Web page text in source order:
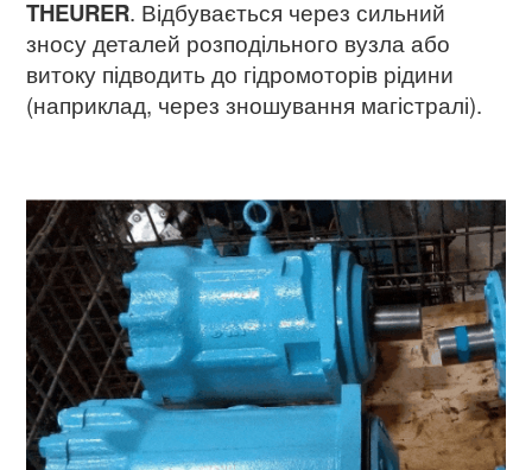
THEURER. Відбувається через сильний
зносу деталей розподільного вузла або
витоку підводить до гідромоторів рідини
(наприклад, через зношування магістралі).